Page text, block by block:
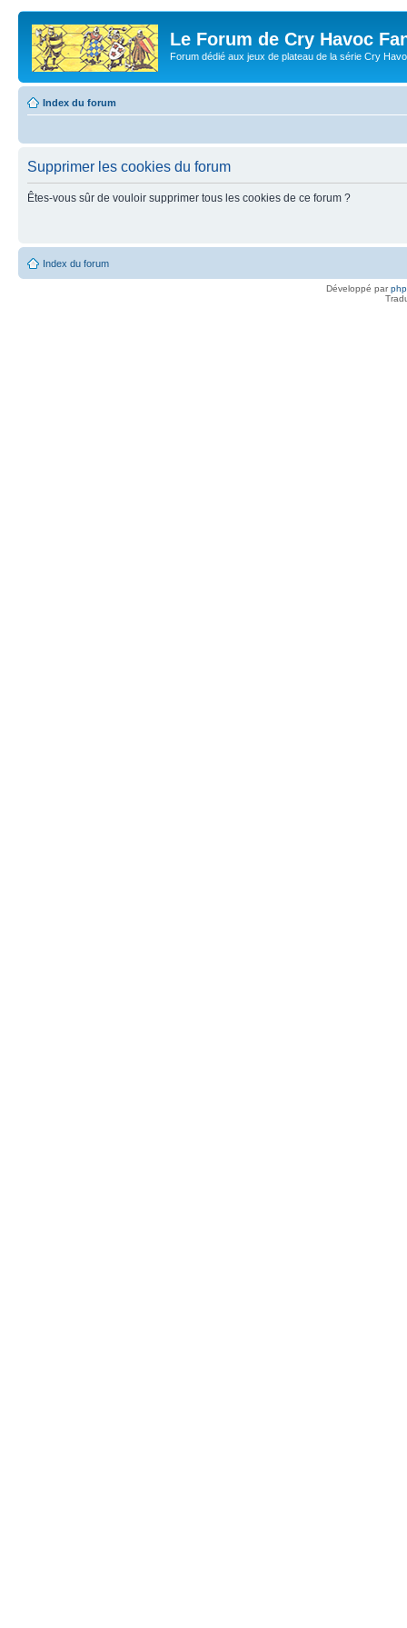
Le Forum de Cry Havoc
Forum dédié aux jeux de plateau de la série Cry
Index du forum
Supprimer les cookies du forum
Êtes-vous sûr de vouloir supprimer tous les cookies de ce forum ?
Index du forum
Développé par